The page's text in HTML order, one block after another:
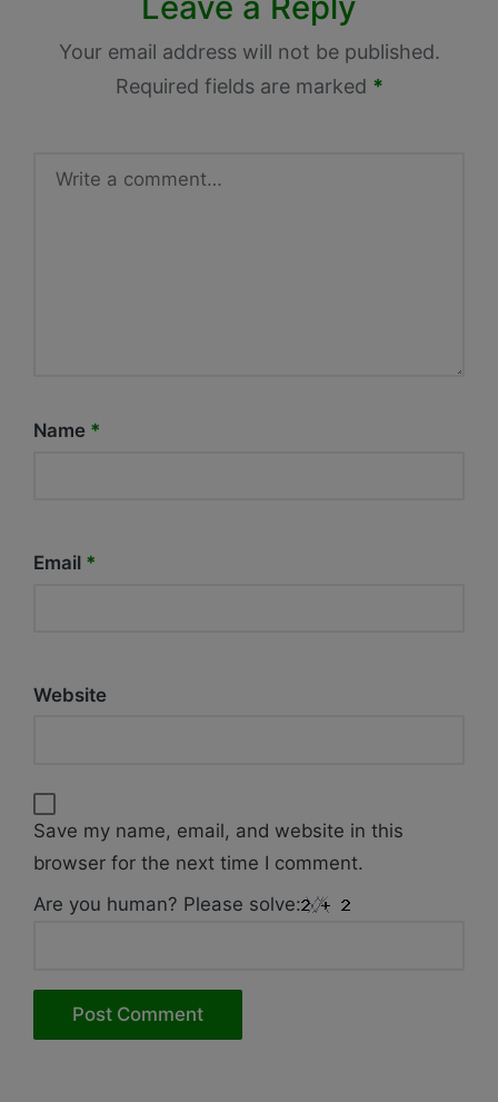
Your email address will not be published.
Required fields are marked *
Name *
Email *
Website
Save my name, email, and website in this
browser for the next time I comment.
Are you human? Please solve: